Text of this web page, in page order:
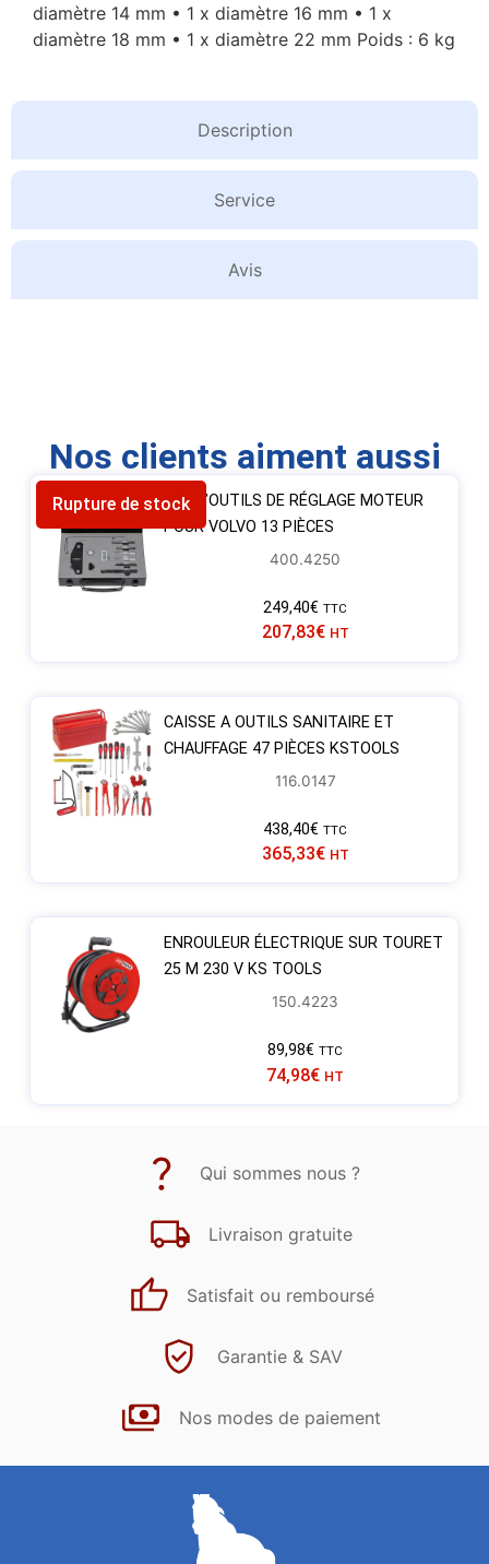
Description
Service
Avis
diamètre 14 mm • 1 x diamètre 16 mm • 1 x
diamètre 18 mm • 1 x diamètre 22 mm Poids : 6 kg
Nos clients aiment aussi
Rupture de stockJEU D’OUTILS DE RÉGLAGE MOTEUR
POUR VOLVO 13 PIÈCES
400.4250
249,40€ TTC
207,83€ HT
CAISSE A OUTILS SANITAIRE ET
CHAUFFAGE 47 PIÈCES KSTOOLS
116.0147
438,40€ TTC
365,33€ HT
ENROULEUR ÉLECTRIQUE SUR TOURET
25 M 230 V KS TOOLS
150.4223
89,98€ TTC
74,98€ HT
Qui sommes nous ?
Livraison gratuite
Satisfait ou remboursé
Garantie & SAV
Nos modes de paiement